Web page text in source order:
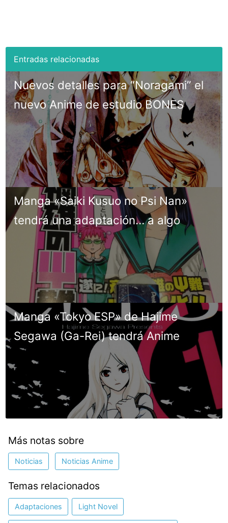
Nuevos detalles para “Noragami” el
nuevo Anime de estudio BONES
Manga «Saiki Kusuo no Psi Nan»
tendrá una adaptación… a algo
Manga «Tokyo ESP» de Hajime
Segawa (Ga-Rei) tendrá Anime
Más notas sobre
Noticias Noticias Anime
Temas relacionados
Adaptaciones Light Novel